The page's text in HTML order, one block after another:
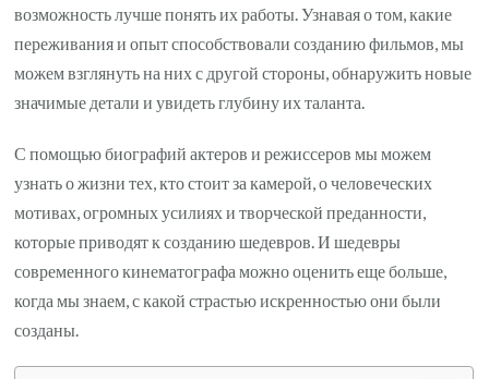
возможность лучше понять их работы. Узнавая о том, какие
переживания и опыт способствовали созданию фильмов, мы
можем взглянуть на них с другой стороны, обнаружить новые
значимые детали и увидеть глубину их таланта.
С помощью биографий актеров и режиссеров мы можем
узнать о жизни тех, кто стоит за камерой, о человеческих
мотивах, огромных усилиях и творческой преданности,
которые приводят к созданию шедевров. И шедевры
современного кинематографа можно оценить еще больше,
когда мы знаем, с какой страстью искренностью они были
созданы.